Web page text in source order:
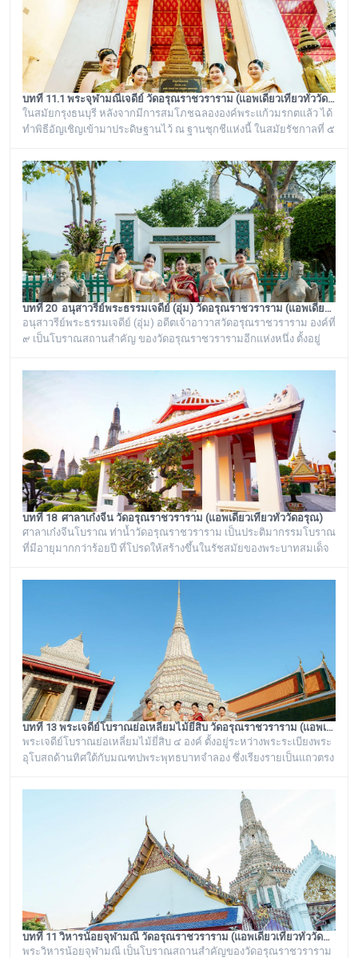
บทที่ 11.1 พระจุฬามณีเจดีย์ วัดอรุณราชวราราม (แอพเดียวเที่ยวทั่ววัดอรุณ)
ในสมัยกรุงธนบุรี หลังจากมีการสมโภชฉลององค์พระแก้วมรกตแล้ว ได้
ทำพิธีอัญเชิญเข้ามาประดิษฐานไว้ ณ ฐานชุกชีแห่งนี้ ในสมัยรัชกาลที่ ๕
บ้านได้เรียกเพี้ยนกันไปว่า “วิหารพระเขี้ยวแก้ว” พระจุฬามณีเจดีย์องค์นี้
เป็นสิ่งศักดิ์สิทธิ์ของวัดอรุณราชวราราม ที่ชาวบ้านในละแวกนี้ให้ความ
เคารพศรัทธาตั้งแต่ครั้งอดีตกาลจวบจนมาถึงยุคปัจ
บทที่ 20 อนุสาวรีย์พระธรรมเจดีย์ (อุ่ม) วัดอรุณราชวราราม (แอพเดียวเที่ยวทั่ววัดอรุณ)
อนุสาวรีย์พระธรรมเจดีย์ (อุ่ม) อดีตเจ้าอาวาสวัดอรุณราชวราราม องค์ที่
๙ เป็นโบราณสถานสำคัญ ของวัดอรุณราชวรารามอีกแห่งหนึ่ง ตั้งอยู่
วัดริมแม่น้ำเจ้าพระยา ภายในรั้วอนุสาวรีย์สำคัญของวัดอรุณ
ราชวรารามแห่งนี้ จะมีโกศหินทรายโบราณสีเขียวแบบจีน ซึ่งเป็นสถาน
ที่บรรจุบรรจุอัฐิของพระธรรมเจดีย์ (อุ่ม) อดีตเจ้าอาวาสวัดอรุณ
ราชวราราม องค์ที่ ๙
บทที่ 18 ศาลาเก๋งจีน วัดอรุณราชวราราม (แอพเดียวเที่ยวทั่ววัดอรุณ)
ศาลาเก๋งจีนโบราณ ท่าน้ำวัดอรุณราชวราราม เป็นประติมากรรมโบราณ
ที่มีอายุมากกว่าร้อยปี ที่โปรดให้สร้างขึ้นในรัชสมัยของพระบาทสมเด็จ
๖ หลัง เรียงรายอยู่บริเวณท่าน้ำของวัดอรุณราชวราราม ริมแม่น้ำ
เจ้าพระยา ซึ่งเก๋งจีนแต่ละหลังจะมีเอกลักษณ์โดดเด่นไม่เหมือนกัน อาทิ
เช่น ศาลาเก๋งจีนหน้าทางเข้าพระปรางค์ จะมีหินแกะสลักโบราณเป็นรูป
บทที่ 13 พระเจดีย์โบราณย่อเหลี่ยมไม้ยี่สิบ วัดอรุณราชวราราม (แอพเดียวเที่ยวทั่ววัดอรุณ)
พระเจดีย์โบราณย่อเหลี่ยมไม้ยี่สิบ ๔ องค์ ตั้งอยู่ระหว่างพระระเบียงพระ
อุโบสถด้านทิศใต้กับมณฑปพระพุทธบาทจำลอง ซึ่งเรียงรายเป็นแถวตรง
ลักษณะแบบเดียวกัน มีขนาดเท่ากันทั้งหมด คือเป็นพระเจดีย์ก่อด้วยอิฐ
ถือปูนย่อเหลี่ยมไม้ยี่สิบ ประดับด้วยกระเบื้องถ้วยและกระจกสีต่างๆ เป็น
ลวดลายดอกไม้และลายอื่นๆ มีความวิจิตรงดงามเป็นอย่างมาก
บทที่ 11 วิหารน้อยจุฬามณี วัดอรุณราชวราราม (แอพเดียวเที่ยวทั่ววัดอรุณ)
พระวิหารน้อยจุฬามณี เป็นโบราณสถานสำคัญของวัดอรุณราชวราราม